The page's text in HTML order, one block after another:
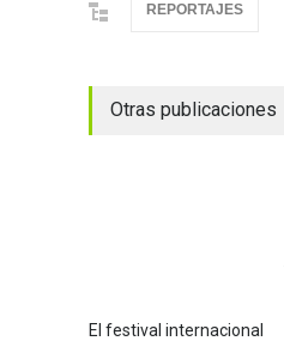
REPORTAJES
Otras publicaciones
El festival internacional